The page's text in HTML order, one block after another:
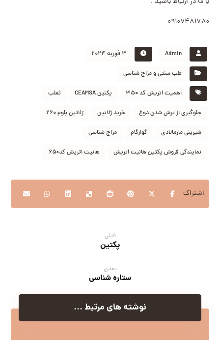
۰۹۱۰۷۴۸۱۷۸۰
Admin ۳ فوریه ۲۰۲۴
طب سنتی و مزاج شناسی
اهمیت اتریش کد ۳۵۰ پکتین CEAMSA ثعلب
جلوگیری از ترش شدن دوغ خرید ژلاتین ژلاتین بلوم ۲۶۰
شیرینی مارمالادی گوارگام مزاج شناسی
نمایندگی فروش پکتین هانیت اتریش هانیت اتریش کد۶۵۰
قبلی
پکتین
بعدی
ستاره شناسی
نوشته های مرتبط ...